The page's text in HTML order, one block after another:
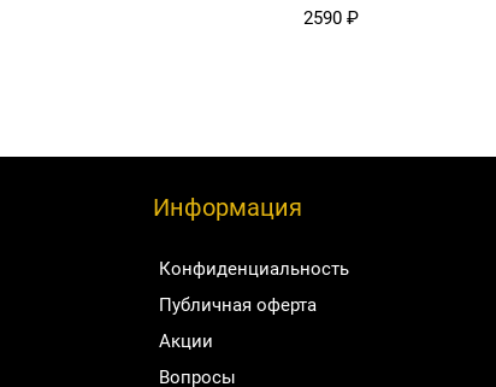
2590 ₽
Информация
Конфиденциальность
Публичная оферта
Акции
Вопросы